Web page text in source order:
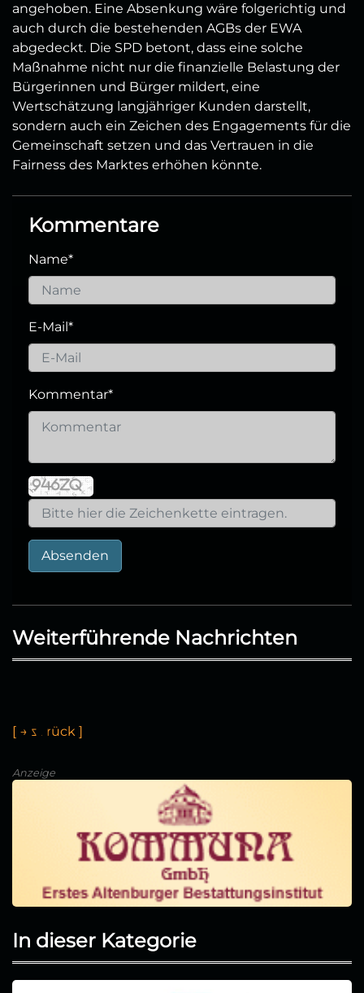
angehoben. Eine Absenkung wäre folgerichtig und
auch durch die bestehenden AGBs der EWA
abgedeckt. Die SPD betont, dass eine solche
Maßnahme nicht nur die finanzielle Belastung der
Bürgerinnen und Bürger mildert, eine
Wertschätzung langjähriger Kunden darstellt,
sondern auch ein Zeichen des Engagements für die
Gemeinschaft setzen und das Vertrauen in die
Fairness des Marktes erhöhen könnte.
Kommentare
Name*
E-Mail*
Kommentar*
Absenden
Weiterführende Nachrichten
[ ← z rüc k ]
Anzeige
In dieser Kategorie